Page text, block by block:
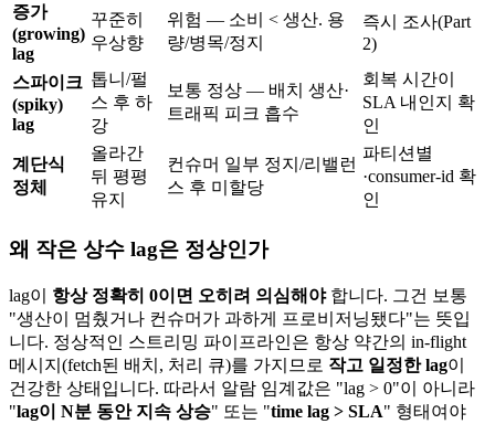
증가
(growing)
lag
꾸준히
우상향
위험 — 소비 < 생산. 용
량/병목/정지
즉시 조사(Part
2)
스파이크
(spiky)
lag
톱니/펄
스 후 하
강
보통 정상 — 배치 생산·
트래픽 피크 흡수
회복 시간이
SLA 내인지 확
인
계단식
정체
올라간
뒤 평평
유지
컨슈머 일부 정지/리밸런
스 후 미할당
파티션별
·consumer-id 확
인
왜 작은 상수 lag은 정상인가
lag이 항상 정확히 0이면 오히려 의심해야합니다. 그건 보통
"생산이 멈췄거나 컨슈머가 과하게 프로비저닝됐다"는 뜻입
니다. 정상적인 스트리밍 파이프라인은 항상 약간의 in-flight
메시지(fetch된 배치, 처리 큐)를 가지므로 작고 일정한 lag이
건강한 상태입니다. 따라서 알람 임계값은 "lag > 0"이 아니라
"lag이 N분 동안 지속 상승" 또는 "time lag > SLA" 형태여야